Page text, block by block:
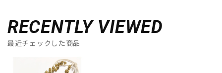
RECENTLY VIEWED
最近チェックした商品